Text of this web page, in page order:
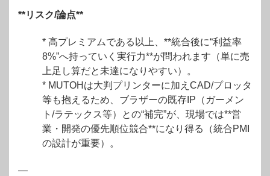
**リスク/論点**
* 高プレミアムである以上、**統合後に“利益率
8%”へ持っていく実行力**が問われます（単に売
上足し算だと未達になりやすい）。
* MUTOHは大判プリンターに加えCAD/プロッタ
等も抱えるため、ブラザーの既存IP（ガーメン
ト/ラテックス等）との“補完”が、現場では**営
業・開発の優先順位競合**になり得る（統合PMI
の設計が重要）。
—